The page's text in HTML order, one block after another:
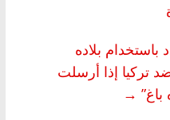
بلاده
تركيا إذا أرسلت
→